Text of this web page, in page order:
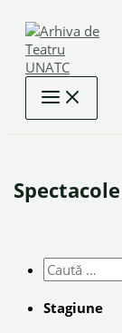
content
Spectacole
Stagiune